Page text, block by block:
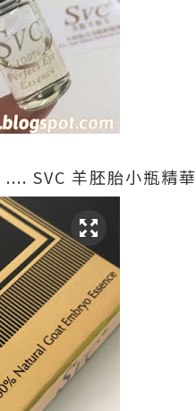
.... SVC 羊胚胎小瓶精華